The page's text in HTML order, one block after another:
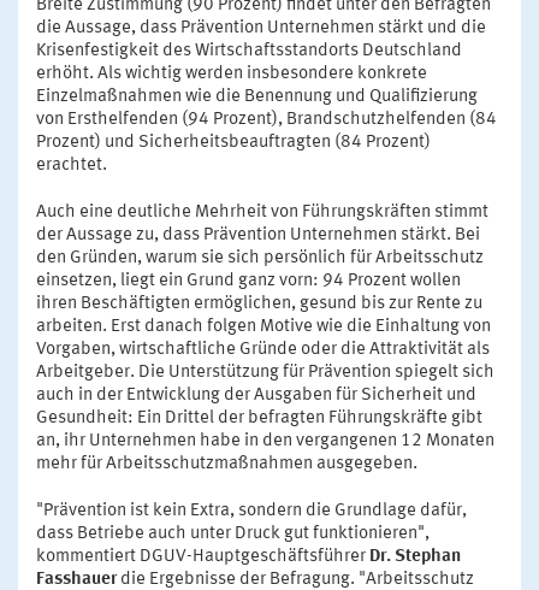
Breite Zustimmung (90 Prozent) findet unter den Befragten
die Aussage, dass Prävention Unternehmen stärkt und die
Krisenfestigkeit des Wirtschaftsstandorts Deutschland
erhöht. Als wichtig werden insbesondere konkrete
Einzelmaßnahmen wie die Benennung und Qualifizierung
von Ersthelfenden (94 Prozent), Brandschutzhelfenden (84
Prozent) und Sicherheitsbeauftragten (84 Prozent)
erachtet.
Auch eine deutliche Mehrheit von Führungskräften stimmt
der Aussage zu, dass Prävention Unternehmen stärkt. Bei
den Gründen, warum sie sich persönlich für Arbeitsschutz
einsetzen, liegt ein Grund ganz vorn: 94 Prozent wollen
ihren Beschäftigten ermöglichen, gesund bis zur Rente zu
arbeiten. Erst danach folgen Motive wie die Einhaltung von
Vorgaben, wirtschaftliche Gründe oder die Attraktivität als
Arbeitgeber. Die Unterstützung für Prävention spiegelt sich
auch in der Entwicklung der Ausgaben für Sicherheit und
Gesundheit: Ein Drittel der befragten Führungskräfte gibt
an, ihr Unternehmen habe in den vergangenen 12 Monaten
mehr für Arbeitsschutzmaßnahmen ausgegeben.
"Prävention ist kein Extra, sondern die Grundlage dafür,
dass Betriebe auch unter Druck gut funktionieren",
kommentiert DGUV-Hauptgeschäftsführer Dr. Stephan
Fasshauerdie Ergebnisse der Befragung. "Arbeitsschutz